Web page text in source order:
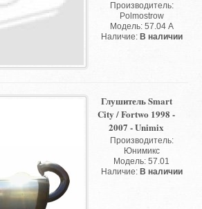
Производитель:
Polmostrow
Модель: 57.04 A
Наличие: В наличии
Глушитель Smart
City / Fortwo 1998 -
2007 - Unimix
Производитель:
Юнимикс
Модель: 57.01
Наличие: В наличии